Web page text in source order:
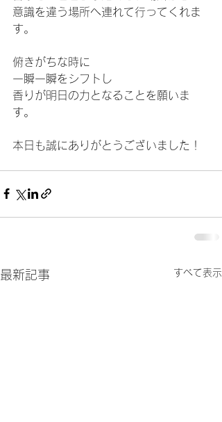
意識を違う場所へ連れて行ってくれま
す。
俯きがちな時に
一瞬一瞬をシフトし
香りが明日の力となることを願いま
す。
本日も誠にありがとうございました！
最新記事 すべて表示